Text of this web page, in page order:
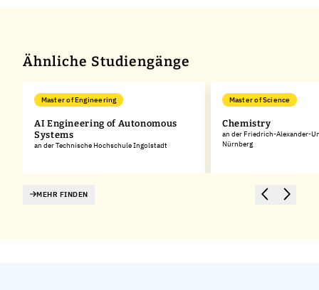
Ähnliche Studiengänge
Master of Engineering
AI Engineering of Autonomous
Systems
an der Technische Hochschule Ingolstadt
Master of Science
Chemistry
an der Friedrich-Alexander-
Nürnberg
MEHR FINDEN